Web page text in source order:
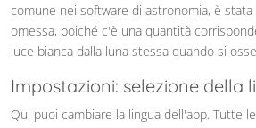
comune nei software di astronomia, è
omessa, poiché c'è una quantità
luce bianca dalla luna stessa quando si
Impostazioni: selezione della
Qui puoi cambiare la lingua dell'app. Tutte